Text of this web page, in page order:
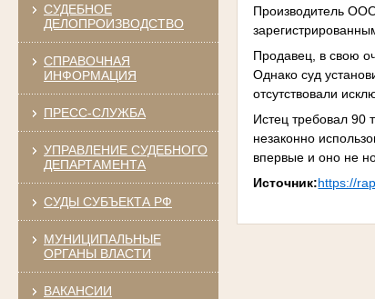
СУДЕБНОЕ
ДЕЛОПРОИЗВОДСТВО
СПРАВОЧНАЯ
ИНФОРМАЦИЯ
ПРЕСС-СЛУЖБА
УПРАВЛЕНИЕ СУДЕБНОГО
ДЕПАРТАМЕНТА
СУДЫ СУБЪЕКТА РФ
МУНИЦИПАЛЬНЫЕ
ОРГАНЫ ВЛАСТИ
ВАКАНСИИ
Производитель
Продавец, в свою
Однако суд
отсутствовали
Истец требовал 90
незаконно
впервые и оно не
Источник:https://